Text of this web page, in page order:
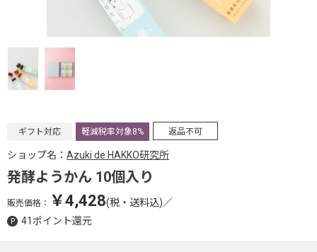
ギフト対応 軽減税率対象8% 返品不可
ショップ名： Azuki de HAKKO研究所
発酵ようかん 10個入り
販売価格： ￥4,428(税・送料込)／
41ポイント還元